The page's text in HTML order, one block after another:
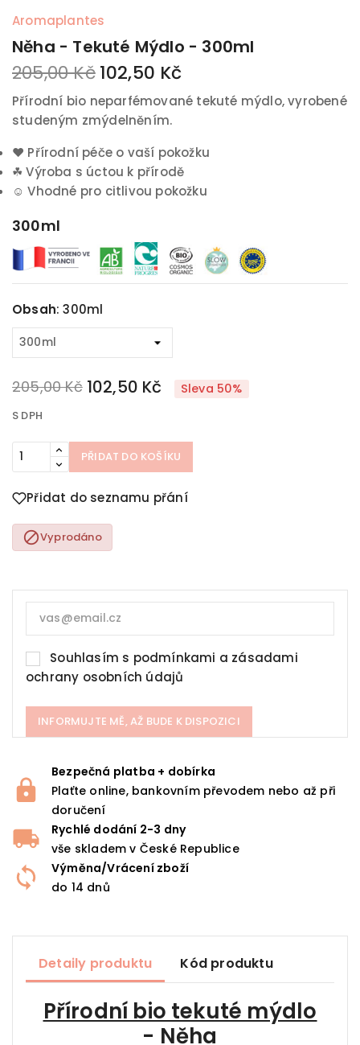
Aromaplantes
Něha - Tekuté Mýdlo - 300ml
205,00 Kč102,50 Kč
Přírodní bio neparfémované tekuté mýdlo, vyrobené
studeným zmýdelněním.
♥ Přírodní péče o vaší pokožku
☘Výroba s úctou k přírodě
☺ Vhodné pro citlivou pokožku
300ml
Obsah:300ml
205,00 Kč 102,50 Kč Sleva 50%
S DPH
PŘIDAT DO KOŠÍKU
Přidat do seznamu přání
Vyprodáno
Souhlasím s podmínkami a zásadami
ochrany osobních údajů
INFORMUJTE MĚ, AŽ BUDE K DISPOZICI
Bezpečná platba + dobírka
Plaťte online, bankovním převodem nebo až při
doručení
Rychlé dodání 2-3 dny
vše skladem v České Republice
Výměna/Vrácení zboží
do 14 dnů
Detaily produktu Kód produktu
Přírodní bio tekuté mýdlo
- Něha